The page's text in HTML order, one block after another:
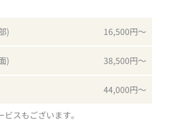
) 16,500円〜
) 38,500円〜
44,000円〜
スもございます｡